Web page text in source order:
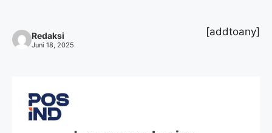
Redaksi
Juni 18, 2025
[addtoany]